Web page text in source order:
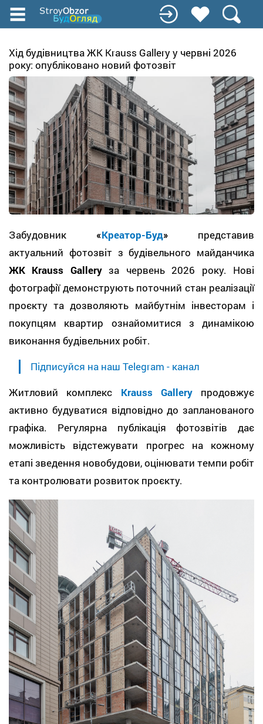
Перейти
до
вмісту
Хід будівництва ЖК Krauss Gallery у червні 2026
року: опубліковано новий фотозвіт
Забудовник «Креатор-Буд» представив
актуальний фотозвіт з будівельного майданчика
ЖК Krauss Galleryза червень 2026 року. Нові
фотографії демонструють поточний стан реалізації
проєкту та дозволяють майбутнім інвесторам і
покупцям квартир ознайомитися з динамікою
виконання будівельних робіт.
Підписуйся на наш Telegram - канал
Житловий комплекс Krauss Galleryпродовжує
активно будуватися відповідно до запланованого
графіка. Регулярна публікація фотозвітів дає
можливість відстежувати прогрес на кожному
етапі зведення новобудови, оцінювати темпи робіт
та контролювати розвиток проєкту.